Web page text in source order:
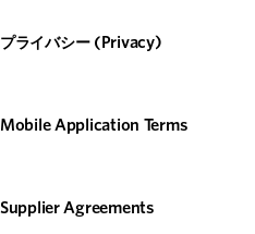
プライバシー (Privacy)
Mobile Application Terms
Supplier Agreements